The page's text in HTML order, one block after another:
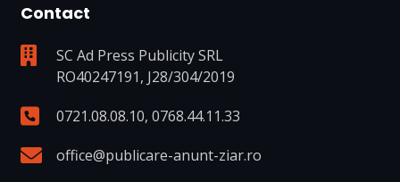
Contact
SC Ad Press Publicity SRL
RO40247191, J28/304/2019
0721.08.08.10, 0768.44.11.33
office@publicare-anunt-ziar.ro